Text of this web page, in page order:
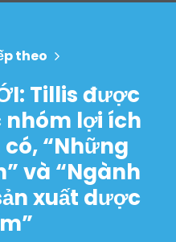
chủ
Courts
chúng tôi
bạn
theo
Tillis được
lợi ích
“Những
và “Ngành
xuất dược